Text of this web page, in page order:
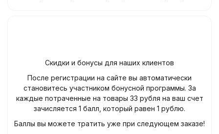
Скидки и бонусы для наших клиентов
После регистрации на сайте вы автоматически
становитесь участником бонусной программы. За
каждые потраченные на товары 33 рубля на ваш счет
зачисляется 1 балл, который равен 1 рублю.
Баллы вы можете тратить уже при следующем заказе!